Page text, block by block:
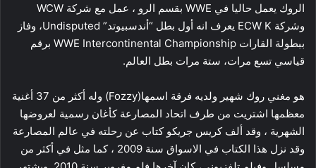
الروك يعمل حاليا في WWE بقسم الرو ، عمل مع شركة WCW
وشركة ECW K يعرف انه أول بطل “أندسبيوتد” Undisputed، وفاز
ببطولة القارات WWE Intercontinental Championship برقم
قياسي تسع مرات، ستة مرات بطل العالم.
هو مغني روك شهير ولديه فرقة اسمها(Fozzy) وله أكثر من 37 أغنية
معظمها اشتريت من طرف اتحاد المصارعة كأغان رسمية لعروضها
الشهرية ، وقد ألف كريس جريكو كتاب عن رحلته في عالم المصارعة
وقد نزل هذا الكتاب في الاسواق سنة 2009 ، كما مثل في أكثر من